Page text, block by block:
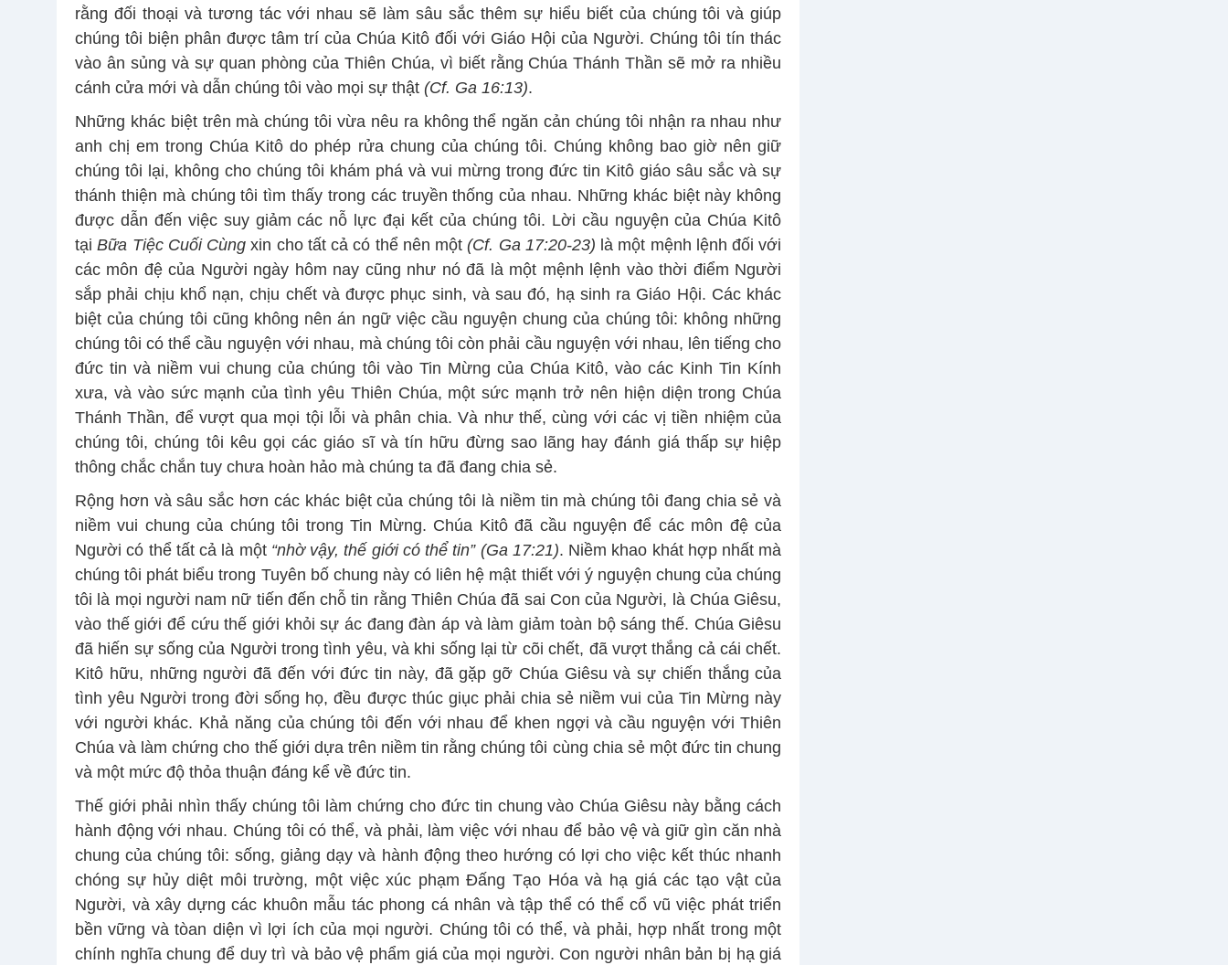
rằng đối thoại và tương tác với nhau sẽ làm sâu sắc thêm sự hiểu biết của chúng tôi và giúp
chúng tôi biện phân được tâm trí của Chúa Kitô đối với Giáo Hội của Người. Chúng tôi tín thác
vào ân sủng và sự quan phòng của Thiên Chúa, vì biết rằng Chúa Thánh Thần sẽ mở ra nhiều
cánh cửa mới và dẫn chúng tôi vào mọi sự thật (Cf. Ga 16:13).
Những khác biệt trên mà chúng tôi vừa nêu ra không thể ngăn cản chúng tôi nhận ra nhau như
anh chị em trong Chúa Kitô do phép rửa chung của chúng tôi. Chúng không bao giờ nên giữ
chúng tôi lại, không cho chúng tôi khám phá và vui mừng trong đức tin Kitô giáo sâu sắc và sự
thánh thiện mà chúng tôi tìm thấy trong các truyền thống của nhau. Những khác biệt này không
được dẫn đến việc suy giảm các nỗ lực đại kết của chúng tôi. Lời cầu nguyện của Chúa Kitô
tạiBữa Tiệc Cuối Cùng xin cho tất cả có thể nên một(Cf. Ga 17:20-23) là một mệnh lệnh đối với
các môn đệ của Người ngày hôm nay cũng như nó đã là một mệnh lệnh vào thời điểm Người
sắp phải chịu khổ nạn, chịu chết và được phục sinh, và sau đó, hạ sinh ra Giáo Hội. Các khác
biệt của chúng tôi cũng không nên án ngữ việc cầu nguyện chung của chúng tôi: không những
chúng tôi có thể cầu nguyện với nhau, mà chúng tôi còn phải cầu nguyện với nhau, lên tiếng cho
đức tin và niềm vui chung của chúng tôi vào Tin Mừng của Chúa Kitô, vào các Kinh Tin Kính
xưa, và vào sức mạnh của tình yêu Thiên Chúa, một sức mạnh trở nên hiện diện trong Chúa
Thánh Thần, để vượt qua mọi tội lỗi và phân chia. Và như thế, cùng với các vị tiền nhiệm của
chúng tôi, chúng tôi kêu gọi các giáo sĩ và tín hữu đừng sao lãng hay đánh giá thấp sự hiệp
thông chắc chắn tuy chưa hoàn hảo mà chúng ta đã đang chia sẻ.
Rộng hơn và sâu sắc hơn các khác biệt của chúng tôi là niềm tin mà chúng tôi đang chia sẻ và
niềm vui chung của chúng tôi trong Tin Mừng. Chúa Kitô đã cầu nguyện để các môn đệ của
Người có thể tất cả là một “nhờ vậy, thế giới có thể tin” (Ga 17:21). Niềm khao khát hợp nhất mà
chúng tôi phát biểu trong Tuyên bố chung này có liên hệ mật thiết với ý nguyện chung của chúng
tôi là mọi người nam nữ tiến đến chỗ tin rằng Thiên Chúa đã sai Con của Người, là Chúa Giêsu,
vào thế giới để cứu thế giới khỏi sự ác đang đàn áp và làm giảm toàn bộ sáng thế. Chúa Giêsu
đã hiến sự sống của Người trong tình yêu, và khi sống lại từ cõi chết, đã vượt thắng cả cái chết.
Kitô hữu, những người đã đến với đức tin này, đã gặp gỡ Chúa Giêsu và sự chiến thắng của
tình yêu Người trong đời sống họ, đều được thúc giục phải chia sẻ niềm vui của Tin Mừng này
với người khác. Khả năng của chúng tôi đến với nhau để khen ngợi và cầu nguyện với Thiên
Chúa và làm chứng cho thế giới dựa trên niềm tin rằng chúng tôi cùng chia sẻ một đức tin chung
và một mức độ thỏa thuận đáng kể về đức tin.
Thế giới phải nhìn thấy chúng tôi làm chứng cho đức tin chung vào Chúa Giêsu này bằng cách
hành động với nhau. Chúng tôi có thể, và phải, làm việc với nhau để bảo vệ và giữ gìn căn nhà
chung của chúng tôi: sống, giảng dạy và hành động theo hướng có lợi cho việc kết thúc nhanh
chóng sự hủy diệt môi trường, một việc xúc phạm Đấng Tạo Hóa và hạ giá các tạo vật của
Người, và xây dựng các khuôn mẫu tác phong cá nhân và tập thể có thể cổ vũ việc phát triển
bền vững và tòan diện vì lợi ích của mọi người. Chúng tôi có thể, và phải, hợp nhất trong một
chính nghĩa chung để duy trì và bảo vệ phẩm giá của mọi người. Con người nhân bản bị hạ giá